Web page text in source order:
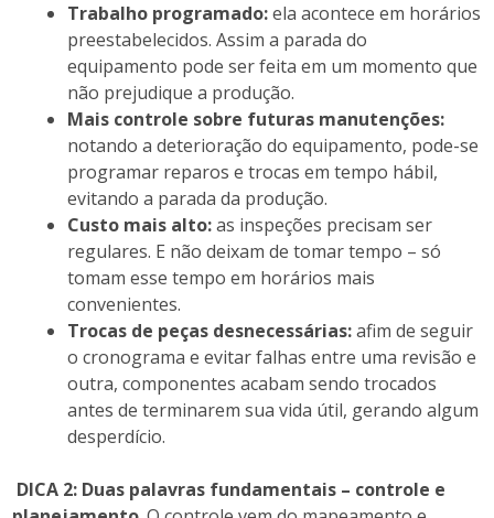
Trabalho programado:ela acontece em horários
preestabelecidos. Assim a parada do
equipamento pode ser feita em um momento que
não prejudique a produção.
Mais controle sobre futuras manutenções:
notando a deterioração do equipamento, pode-se
programar reparos e trocas em tempo hábil,
evitando a parada da produção.
Custo mais alto:as inspeções precisam ser
regulares. E não deixam de tomar tempo – só
tomam esse tempo em horários mais
convenientes.
Trocas de peças desnecessárias:afim de seguir
o cronograma e evitar falhas entre uma revisão e
outra, componentes acabam sendo trocados
antes de terminarem sua vida útil, gerando algum
desperdício.
DICA 2: Duas palavras fundamentais – controle e